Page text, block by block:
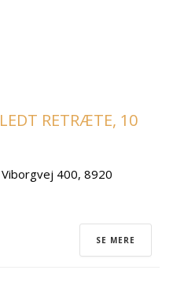
RETRÆTE, 10
400, 8920
SE MERE